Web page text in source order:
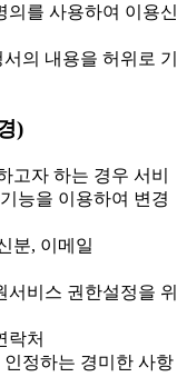
의를 사용하여 이용신
의 내용을 허위로 기
)
고자 하는 경우 서비
능을 이용하여 변경
분, 이메일
비스 권한설정을 위
락처
정하는 경미한 사항